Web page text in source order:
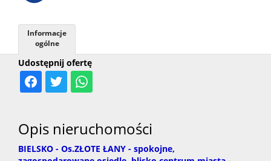
Udostępnij ofertę
Informacje
ogólne
Opis nieruchomości
BIELSKO - Os.ZŁOTE ŁANY - spokojne,